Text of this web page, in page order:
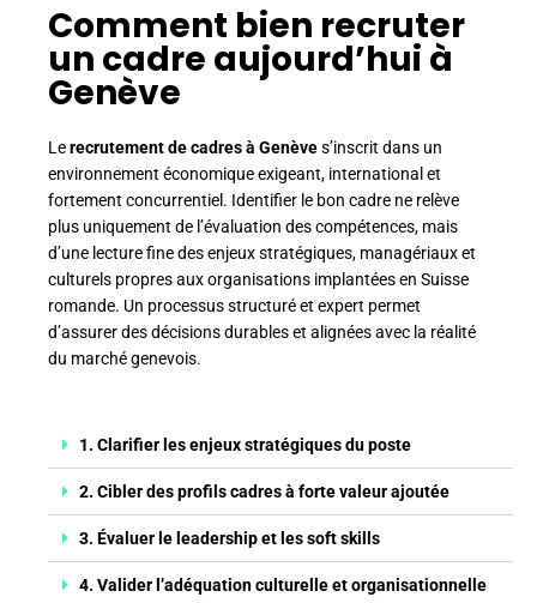
Comment bien recruter
un cadre aujourd’hui à
Genève
Lerecrutement de cadres à Genèves’inscrit dans un
environnement économique exigeant, international et
fortement concurrentiel. Identifier le bon cadre ne relève
plus uniquement de l’évaluation des compétences, mais
d’une lecture fine des enjeux stratégiques, managériaux et
culturels propres aux organisations implantées en Suisse
romande. Un processus structuré et expert permet
d’assurer des décisions durables et alignées avec la réalité
du marché genevois.
1. Clarifier les enjeux stratégiques du poste
2. Cibler des profils cadres à forte valeur ajoutée
3. Évaluer le leadership et les soft skills
4. Valider l’adéquation culturelle et organisationnelle